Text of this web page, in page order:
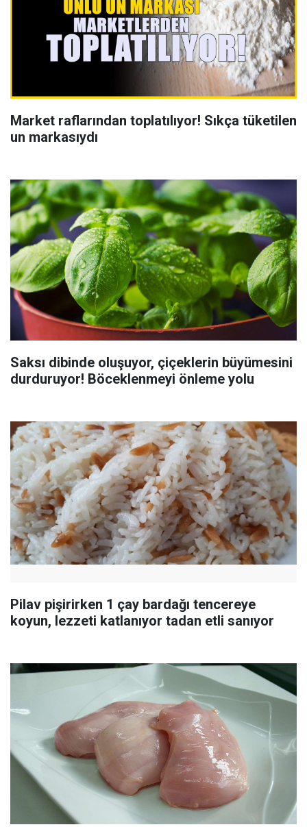
Market raflarından toplatılıyor! Sıkça tüketilen
un markasıydı
Saksı dibinde oluşuyor, çiçeklerin büyümesini
durduruyor! Böceklenmeyi önleme yolu
Pilav pişirirken 1 çay bardağı tencereye
koyun, lezzeti katlanıyor tadan etli sanıyor